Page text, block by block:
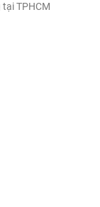
TPHCM